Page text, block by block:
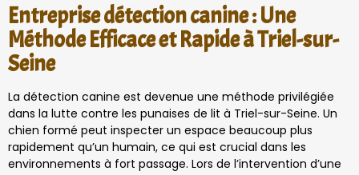
Entreprise détection canine : Une
Méthode Efficace et Rapide à Triel-sur-
Seine
La détection canine est devenue une méthode privilégiée
dans la lutte contre les punaises de lit à Triel-sur-Seine. Un
chien formé peut inspecter un espace beaucoup plus
rapidement qu’un humain, ce qui est crucial dans les
environnements à fort passage. Lors de l’intervention d’une